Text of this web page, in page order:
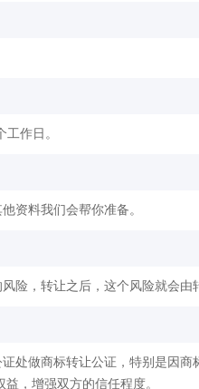
作日。
资料我们会帮你准备。
险，转让之后，这个风险就会由
处做商标转让公证，特别是因
，增强双方的信任程度。